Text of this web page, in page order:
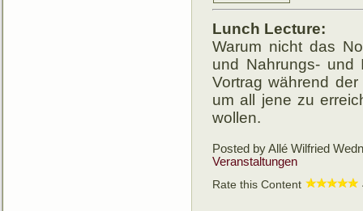
Lunch Lecture:
Warum nicht das
und Nahrungs- und
Vor­trag wäh­rend
um all jene zu
wollen.
Posted by Allé Wilfried
Veranstaltungen
Rate this Content